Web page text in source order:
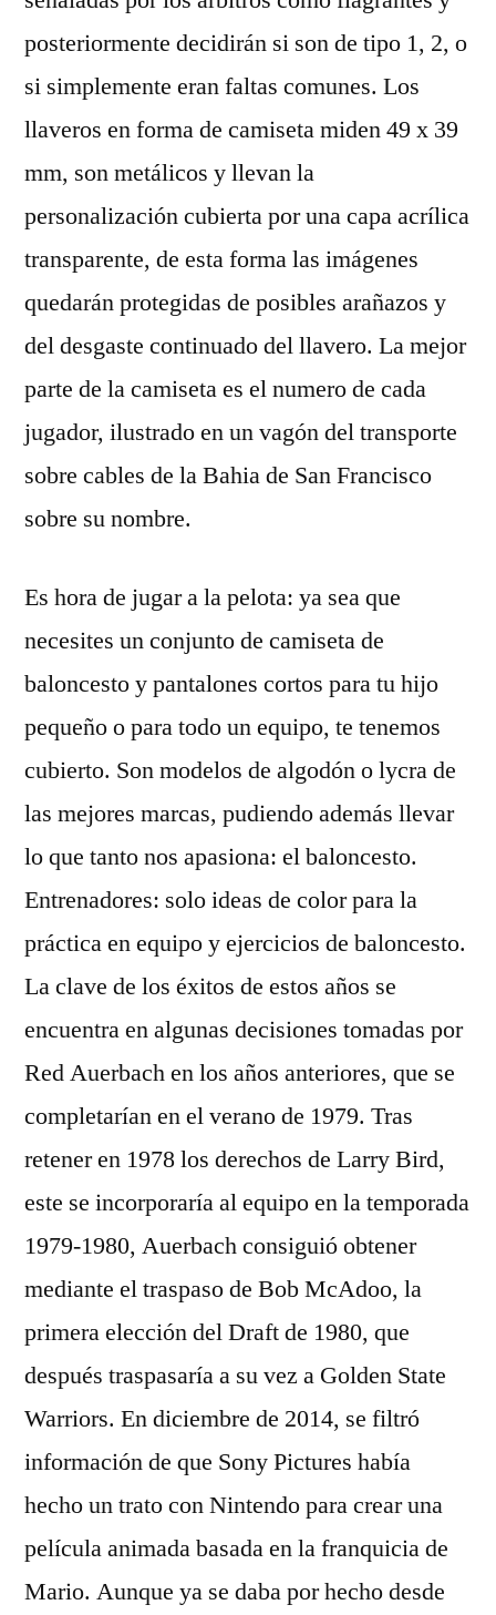
posteriormente decidirán si son de tipo 1, 2, o
si simplemente eran faltas comunes. Los
llaveros en forma de camiseta miden 49 x 39
mm, son metálicos y llevan la
personalización cubierta por una capa acrílica
transparente, de esta forma las imágenes
quedarán protegidas de posibles arañazos y
del desgaste continuado del llavero. La mejor
parte de la camiseta es el numero de cada
jugador, ilustrado en un vagón del transporte
sobre cables de la Bahia de San Francisco
sobre su nombre.
Es hora de jugar a la pelota: ya sea que
necesites un conjunto de camiseta de
baloncesto y pantalones cortos para tu hijo
pequeño o para todo un equipo, te tenemos
cubierto. Son modelos de algodón o lycra de
las mejores marcas, pudiendo además llevar
lo que tanto nos apasiona: el baloncesto.
Entrenadores: solo ideas de color para la
práctica en equipo y ejercicios de baloncesto.
La clave de los éxitos de estos años se
encuentra en algunas decisiones tomadas por
Red Auerbach en los años anteriores, que se
completarían en el verano de 1979. Tras
retener en 1978 los derechos de Larry Bird,
este se incorporaría al equipo en la temporada
1979-1980, Auerbach consiguió obtener
mediante el traspaso de Bob McAdoo, la
primera elección del Draft de 1980, que
después traspasaría a su vez a Golden State
Warriors. En diciembre de 2014, se filtró
información de que Sony Pictures había
hecho un trato con Nintendo para crear una
película animada basada en la franquicia de
Mario. Aunque ya se daba por hecho desde